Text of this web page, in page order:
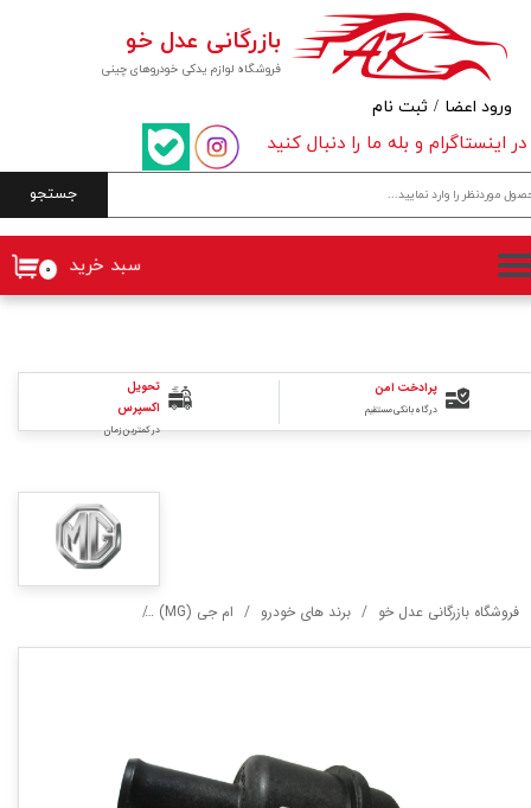
فروشگاه لوازم یدکی خودروهای چینی
بازرگانی عدل خو
جستجو
۰ سبد خرید
در اینستاگرام و بله ما را دنبال کنید
ورود اعضا / ثبت نام
حساب کاربری من
تغییر گذر واژه
سفارشات
خروج از حساب کاربری
فروشگاه بازرگانی عدل خو برند های خودرو ام جی (MG)
تحویل
اکسپرس
در کمترین زمان
پرادخت امن
درگاه بانکی مستقیم